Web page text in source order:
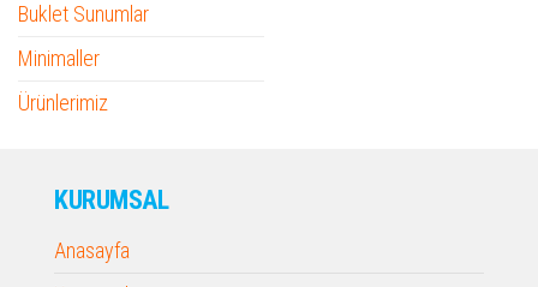
Buklet Sunumlar
Minimaller
Ürünlerimiz
KURUMSAL
Anasayfa